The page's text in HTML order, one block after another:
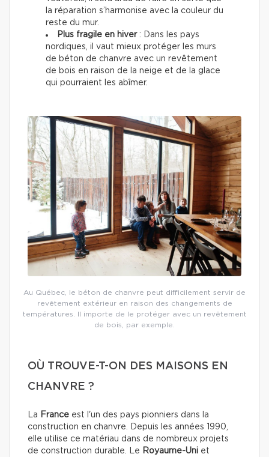
la réparation s’harmonise avec la couleur du
reste du mur.
Plus fragile en hiver : Dans les pays
nordiques, il vaut mieux protéger les murs
de béton de chanvre avec un revêtement
de bois en raison de la neige et de la glace
qui pourraient les abîmer.
Au Québec, le béton de chanvre peut difficilement servir de
revêtement extérieur en raison des changements de
températures. Il importe de le protéger avec un revêtement
de bois, par exemple.
OÙ TROUVE-T-ON DES MAISONS EN
CHANVRE ?
La France est l'un des pays pionniers dans la
construction en chanvre. Depuis les années 1990,
elle utilise ce matériau dans de nombreux projets
de construction durable. Le Royaume-Uni et